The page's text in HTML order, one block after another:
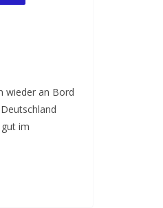
wieder an Bord
im